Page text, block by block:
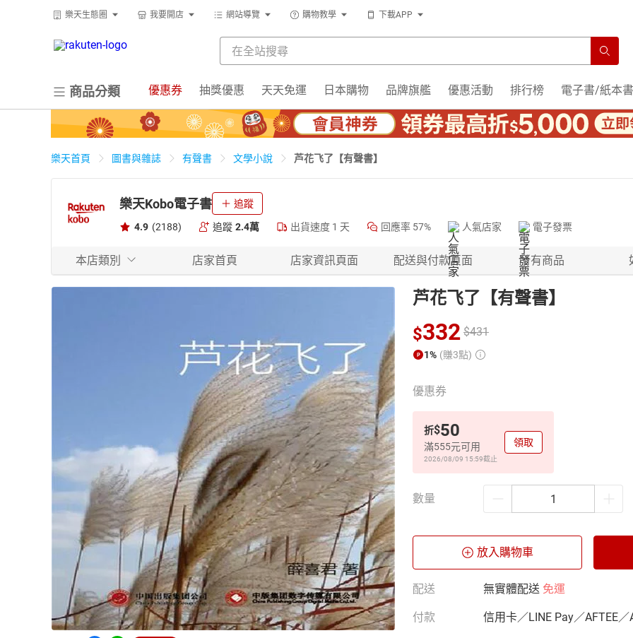
樂天生態圈 我要開店 網站導覽 購物教學 下載APP
商品分類 優惠券 抽獎優惠 天天免運 日本購物 品牌旗艦 優惠活動 排行榜 電子書/紙本書
樂天首頁 圖書與雜誌 有聲書 文學小說 芦花飞了【有聲書】
樂天Kobo電子書 追蹤
4.9 (2188) 追蹤 2.4萬 出貨速度 1 天 回應率 57% 人氣店家 電子發票
本店類別 店家首頁 店家資訊頁面 配送與付款頁面 所有商品
芦花飞了【有聲書】
$332 $431
1% (賺3點)
優惠券
折$50
滿555元可用
2026/08/09 15:59截止
領取
數量
放入購物車
配送 無實體配送 免運
付款 信用卡／LINE Pay／AFTEE／